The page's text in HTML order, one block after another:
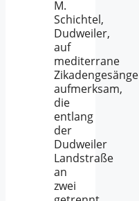
M.
Schichtel,
Dudweiler,
auf
mediterrane
Zikadengesänge
aufmerksam,
die
entlang
der
Dudweiler
Landstraße
an
zwei